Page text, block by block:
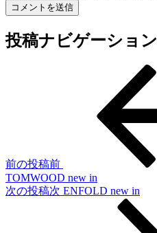
投稿ナビゲーション
前の投稿前
TOMWOOD new in
次の投稿次 ENFOLD new in